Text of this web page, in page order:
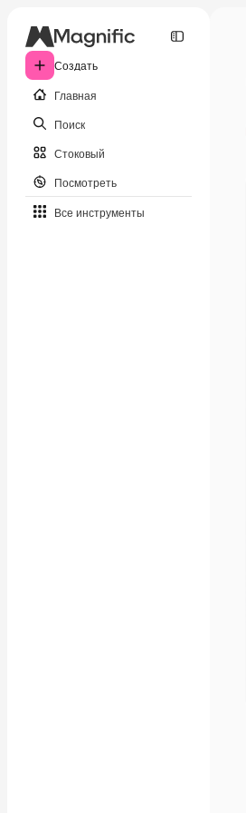
Создать
Главная
Поиск
Стоковый
Посмотреть
Все инструменты